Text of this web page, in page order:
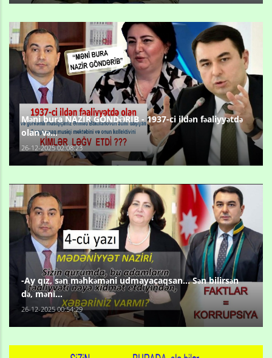
Məni bura NAZİR GÖNDƏRİB - 1937-ci ildən fəaliyyətdə
olan və...
26-12-2025 02:08:23
-Ay qız, sən məhkəməni udmayacaqsan... Sən bilirsən
də, məni...
26-12-2025 00:54:29